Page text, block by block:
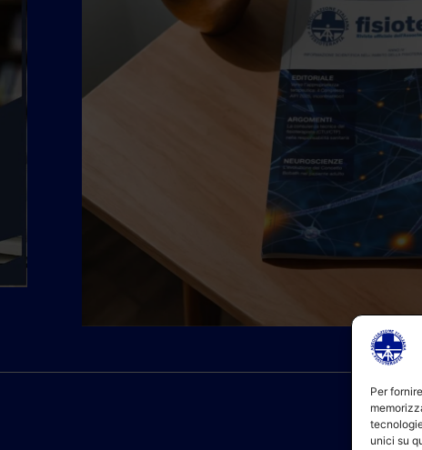
Per
unici su